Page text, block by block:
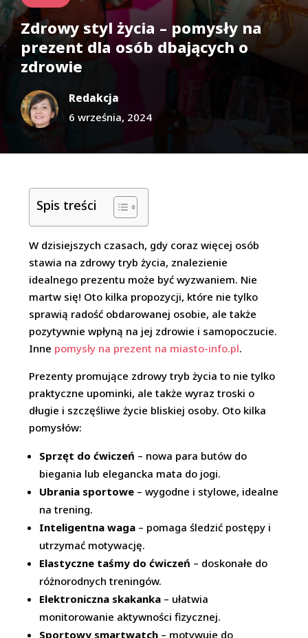
Zdrowy styl życia – pomysły na
prezent dla osób dbających o
zdrowie
Redakcja
6 września, 2024
Spis treści
W dzisiejszych czasach, gdy coraz więcej osób
stawia na zdrowy tryb życia, znalezienie
idealnego prezentu może być wyzwaniem. Nie
martw się! Oto kilka propozycji, które nie tylko
sprawią radość obdarowanej osobie, ale także
pozytywnie wpłyną na jej zdrowie i samopoczucie.
Inne pomysły na prezent na miasto-info.pl.
Prezenty promujące zdrowy tryb życia to nie tylko
praktyczne upominki, ale także wyraz troski o
długie i szczęśliwe życie bliskiej osoby. Oto kilka
pomysłów:
Sprzęt do ćwiczeń – nowa para butów do
biegania lub elegancka mata do jogi.
Ubrania sportowe – wygodne i stylowe, idealne
na trening.
Inteligentna waga – pomaga śledzić postępy i
utrzymać motywację.
Elastyczne taśmy do ćwiczeń – doskonałe do
różnorodnych treningów.
Elektroniczna skakanka – ułatwia
monitorowanie aktywności fizycznej.
Sportowy smartwatch – motywuje do